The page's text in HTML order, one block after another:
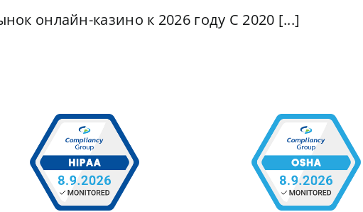
онлайн-казино к 2026 году С 2020 [...]